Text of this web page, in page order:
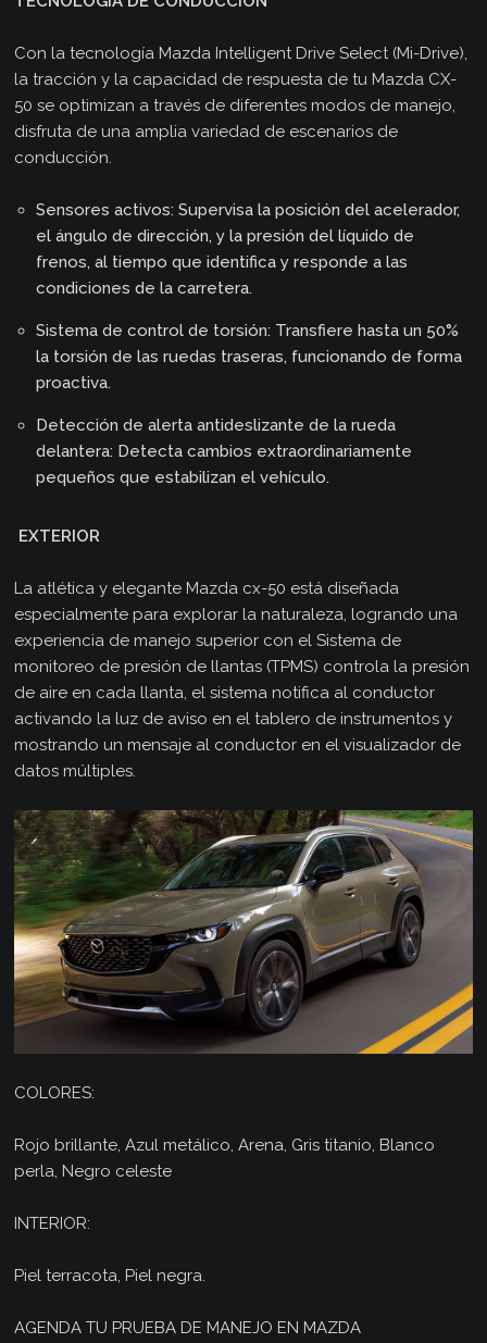
Con la tecnología Mazda Intelligent Drive Select (Mi-Drive),
la tracción y la capacidad de respuesta de tu Mazda CX-
50 se optimizan a través de diferentes modos de manejo,
disfruta de una amplia variedad de escenarios de
conducción.
Sensores activos: Supervisa la posición del acelerador,
el ángulo de dirección, y la presión del líquido de
frenos, al tiempo que identifica y responde a las
condiciones de la carretera.
Sistema de control de torsión: Transfiere hasta un 50%
la torsión de las ruedas traseras, funcionando de forma
proactiva.
Detección de alerta antideslizante de la rueda
delantera: Detecta cambios extraordinariamente
pequeños que estabilizan el vehículo.
EXTERIOR
La atlética y elegante Mazda cx-50 está diseñada
especialmente para explorar la naturaleza, logrando una
experiencia de manejo superior con el Sistema de
monitoreo de presión de llantas (TPMS) controla la presión
de aire en cada llanta, el sistema notifica al conductor
activando la luz de aviso en el tablero de instrumentos y
mostrando un mensaje al conductor en el visualizador de
datos múltiples.
COLORES:
Rojo brillante, Azul metálico, Arena, Gris titanio, Blanco
perla, Negro celeste
INTERIOR:
Piel terracota, Piel negra.
AGENDA TU PRUEBA DE MANEJO EN MAZDA